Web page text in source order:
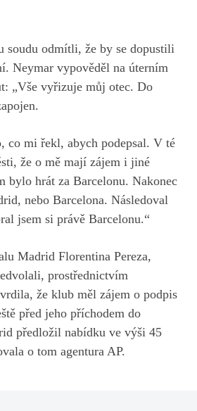
soudu odmítli, že by se dopustili
Neymar vypověděl na úterním
„Vše vyřizuje můj otec. Do
co mi řekl, abych podepsal. V té
že o mě mají zájem i jiné
bylo hrát za Barcelonu. Nakonec
nebo Barcelona. Následoval
jsem si právě Barcelonu.“
Madrid Florentina Pereza,
prostřednictvím
že klub měl zájem o podpis
před jeho příchodem do
předložil nabídku ve výši 45
o tom agentura AP.